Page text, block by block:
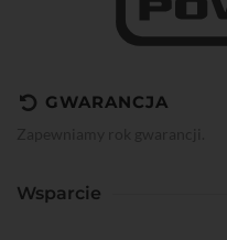
GWARANCJA
Wsparcie